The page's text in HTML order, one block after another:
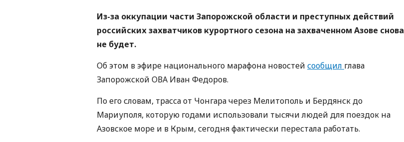
Из-за оккупации части Запорожской области и преступных действий
российских захватчиков курортного сезона на захваченном Азове снова
не будет.
Об этом в эфире национального марафона новостей сообщил глава
Запорожской ОВА Иван Федоров.
По его словам, трасса от Чонгара через Мелитополь и Бердянск до
Мариуполя, которую годами использовали тысячи людей для поездок на
Азовское море и в Крым, сегодня фактически перестала работать.